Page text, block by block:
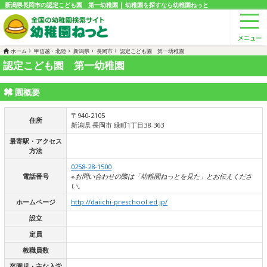
新潟県長岡市の認定こども園 第一幼稚園 | 幼稚園を探すなら幼稚園ねっと
ホーム 甲信越・北陸 新潟県 長岡市 認定こども園 第一幼稚園
認定こども園 第一幼稚園
園概要
住所
〒940-2105
新潟県 長岡市 緑町1丁目38-363
最寄駅・アクセス
方法
電話番号
0258-28-1500
※お問い合わせの際は「幼稚園ねっとを見た」とお伝えくださ
い。
ホームページ
http://daiichi-preschool.ed.jp/
設立
定員
教職員数